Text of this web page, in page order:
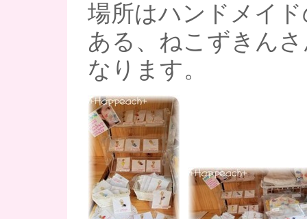
場所はハンドメイ
ある、ねこずきん
なります。